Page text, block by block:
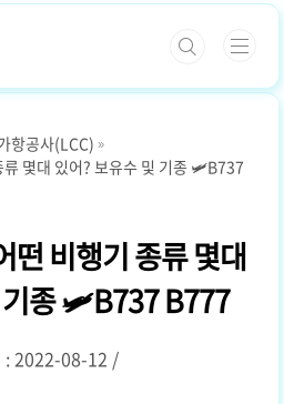
항공사(LCC)
몇대 있어? 보유수 및 기종 🛩️B737
비행기 종류 몇대
기종 🛩️B737 B777
: 2022-08-12